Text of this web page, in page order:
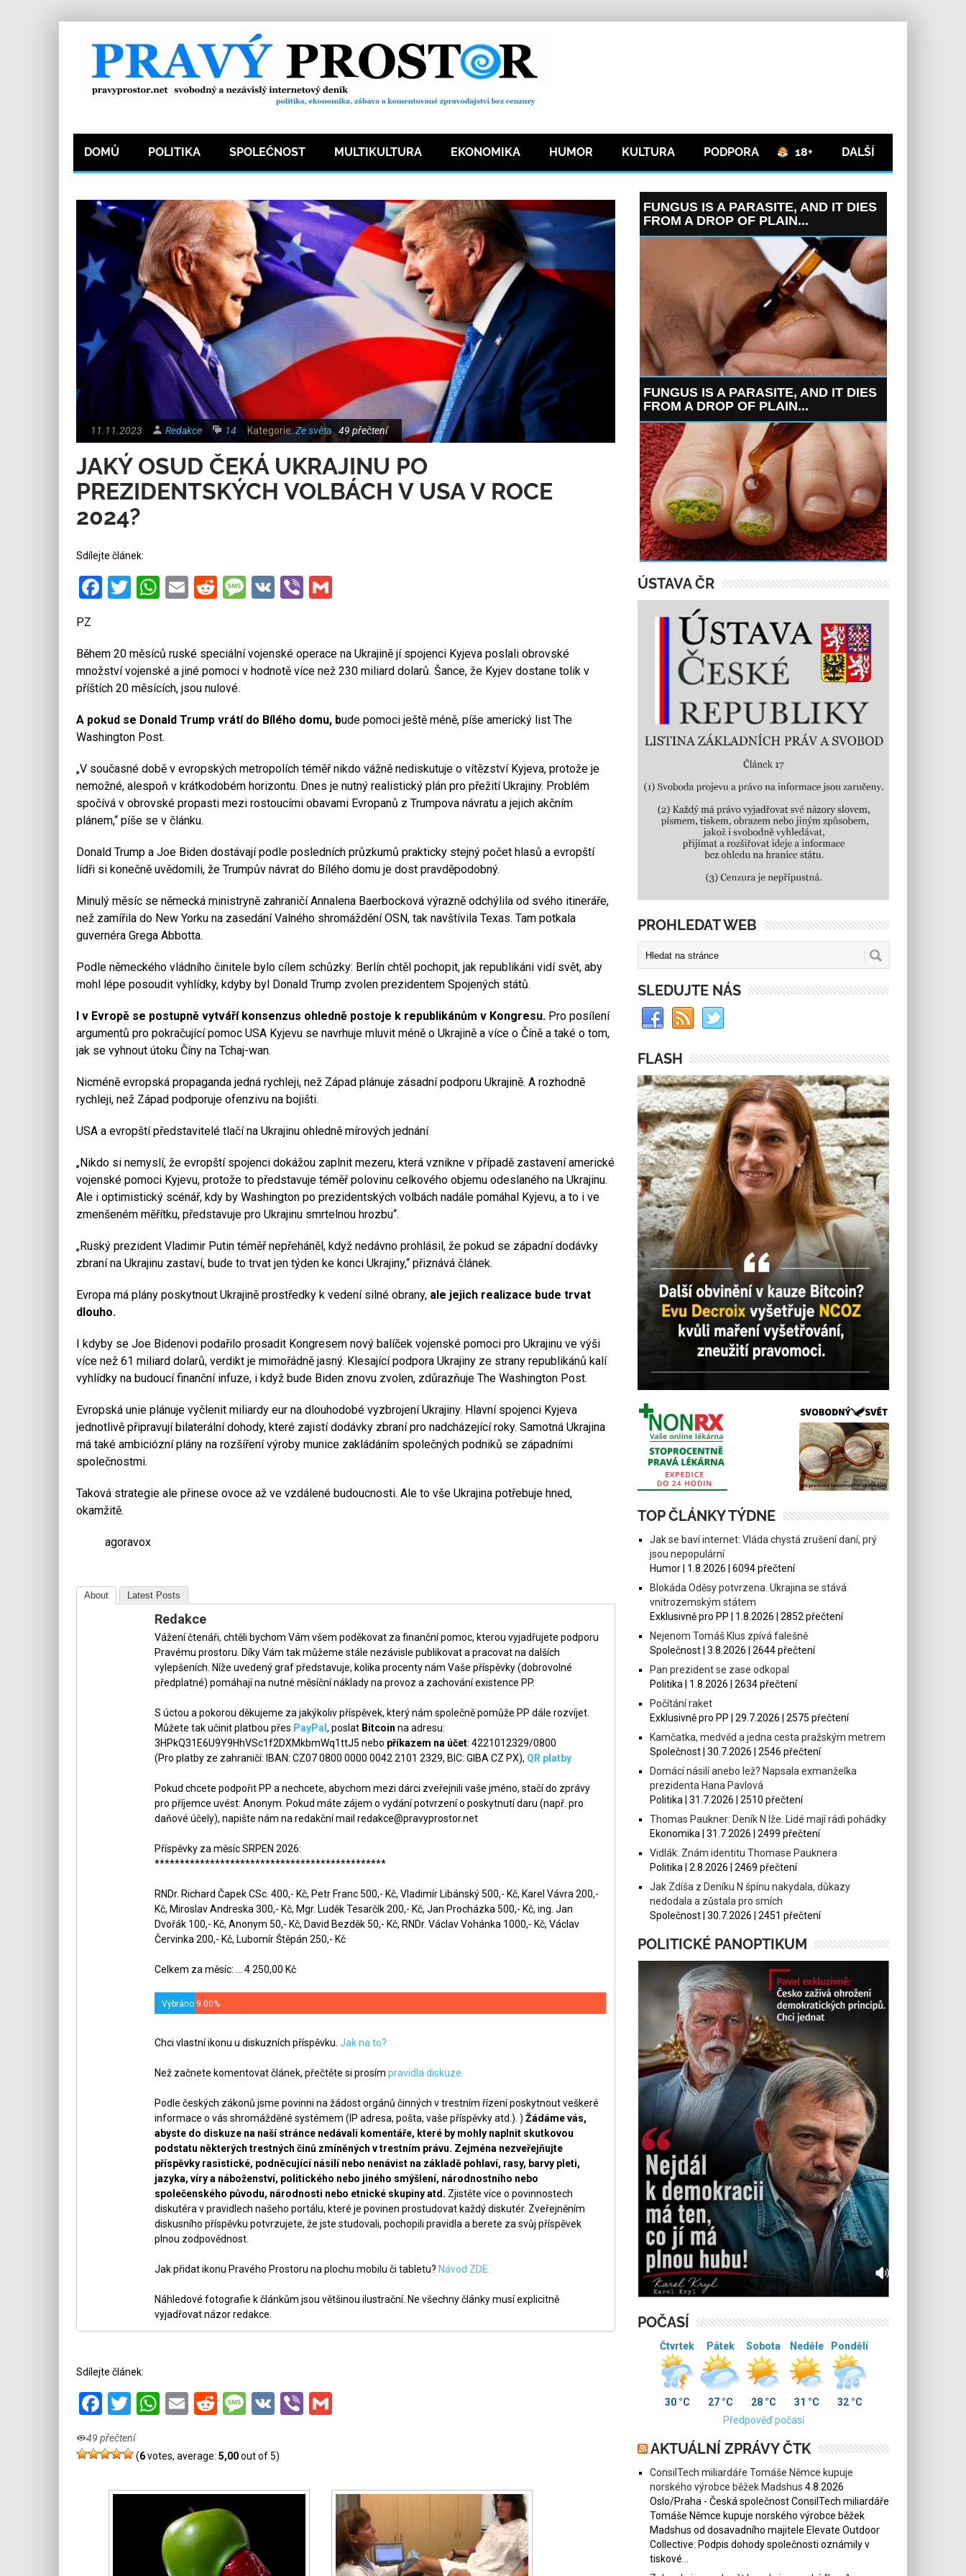
DOMŮ POLITIKA SPOLEČNOST MULTIKULTURA EKONOMIKA HUMOR KULTURA PODPORA 18+ DALŠÍ
11.11.2023 Redakce 14 Kategorie:Ze světa 49 přečtení
JAKÝ OSUD ČEKÁ UKRAJINU PO
PREZIDENTSKÝCH VOLBÁCH V USA V ROCE
2024?
Sdílejte článek:
Facebook
Twitter
WhatsApp
EmailRedditMessage
VKViberGmail
PZ
Během 20 měsíců ruské speciální vojenské operace na Ukrajině jí spojenci Kyjeva poslali obrovské
množství vojenské a jiné pomoci v hodnotě více než 230 miliard dolarů. Šance, že Kyjev dostane tolik v
příštích 20 měsících, jsou nulové.
A pokud se Donald Trump vrátí do Bílého domu, bude pomoci ještě méně, píše americký list The
Washington Post.
„V současné době v evropských metropolích téměř nikdo vážně nediskutuje o vítězství Kyjeva, protože je
nemožné, alespoň v krátkodobém horizontu. Dnes je nutný realistický plán pro přežití Ukrajiny. Problém
spočívá v obrovské propasti mezi rostoucími obavami Evropanů z Trumpova návratu a jejich akčním
plánem,“ píše se v článku.
Donald Trump a Joe Biden dostávají podle posledních průzkumů prakticky stejný počet hlasů a evropští
lídři si konečně uvědomili, že Trumpův návrat do Bílého domu je dost pravděpodobný.
Minulý měsíc se německá ministryně zahraničí Annalena Baerbocková výrazně odchýlila od svého itineráře,
než zamířila do New Yorku na zasedání Valného shromáždění OSN, tak navštívila Texas. Tam potkala
guvernéra Grega Abbotta.
Podle německého vládního činitele bylo cílem schůzky: Berlín chtěl pochopit, jak republikáni vidí svět, aby
mohl lépe posoudit vyhlídky, kdyby byl Donald Trump zvolen prezidentem Spojených států.
I v Evropě se postupně vytváří konsenzus ohledně postoje k republikánům v Kongresu. Pro posílení
argumentů pro pokračující pomoc USA Kyjevu se navrhuje mluvit méně o Ukrajině a více o Číně a také o tom,
jak se vyhnout útoku Číny na Tchaj-wan.
Nicméně evropská propaganda jedná rychleji, než Západ plánuje zásadní podporu Ukrajině. A rozhodně
rychleji, než Západ podporuje ofenzivu na bojišti.
USA a evropští představitelé tlačí na Ukrajinu ohledně mírových jednání
„Nikdo si nemyslí, že evropští spojenci dokážou zaplnit mezeru, která vznikne v případě zastavení americké
vojenské pomoci Kyjevu, protože to představuje téměř polovinu celkového objemu odeslaného na Ukrajinu.
Ale i optimistický scénář, kdy by Washington po prezidentských volbách nadále pomáhal Kyjevu, a to i ve
zmenšeném měřítku, představuje pro Ukrajinu smrtelnou hrozbu“.
„Ruský prezident Vladimir Putin téměř nepřeháněl, když nedávno prohlásil, že pokud se západní dodávky
zbraní na Ukrajinu zastaví, bude to trvat jen týden ke konci Ukrajiny,“ přiznává článek.
Evropa má plány poskytnout Ukrajině prostředky k vedení silné obrany,ale jejich realizace bude trvat
dlouho.
I kdyby se Joe Bidenovi podařilo prosadit Kongresem nový balíček vojenské pomoci pro Ukrajinu ve výši
více než 61 miliard dolarů, verdikt je mimořádně jasný. Klesající podpora Ukrajiny ze strany republikánů kalí
vyhlídky na budoucí finanční infuze, i když bude Biden znovu zvolen, zdůrazňuje The Washington Post.
Evropská unie plánuje vyčlenit miliardy eur na dlouhodobé vyzbrojení Ukrajiny. Hlavní spojenci Kyjeva
jednotlivě připravují bilaterální dohody, které zajistí dodávky zbraní pro nadcházející roky. Samotná Ukrajina
má také ambiciózní plány na rozšíření výroby munice zakládáním společných podniků se západními
společnostmi.
Taková strategie ale přinese ovoce až ve vzdálené budoucnosti. Ale to vše Ukrajina potřebuje hned,
okamžitě.
agoravox
About Latest Posts
Redakce
Vážení čtenáři, chtěli bychom Vám všem poděkovat za finanční pomoc, kterou vyjadřujete podporu
Pravému prostoru. Díky Vám tak můžeme stále nezávisle publikovat a pracovat na dalších
vylepšeních. Níže uvedený graf představuje, kolika procenty nám Vaše příspěvky (dobrovolné
předplatné) pomáhají na nutné měsíční náklady na provoz a zachování existence PP.
S úctou a pokorou děkujeme za jakýkoliv příspěvek, který nám společně pomůže PP dále rozvíjet.
Můžete tak učinit platbou přes PayPal , poslat Bitcoin na adresu:
3HPkQ31E6U9Y9HhVSc1f2DXMkbmWq1ttJ5 nebo příkazem na účet: 4221012329/0800
(Pro platby ze zahraničí: IBAN: CZ07 0800 0000 0042 2101 2329, BIC: GIBA CZ PX), QR platby
Pokud chcete podpořit PP a nechcete, abychom mezi dárci zveřejnili vaše jméno, stačí do zprávy
pro příjemce uvést: Anonym. Pokud máte zájem o vydání potvrzení o poskytnutí daru (např. pro
daňové účely), napište nám na redakční mail redakce@pravyprostor.net
Příspěvky za měsíc SRPEN 2026:
**********************************************
RNDr. Richard Čapek CSc. 400,- Kč, Petr Franc 500,- Kč, Vladimír Libánský 500,- Kč, Karel Vávra 200,-
Kč, Miroslav Andreska 300,- Kč, Mgr. Luděk Tesarčík 200,- Kč, Jan Procházka 500,- Kč, ing. Jan
Dvořák 100,- Kč, Anonym 50,- Kč, David Bezděk 50,- Kč, RNDr. Václav Vohánka 1000,- Kč, Václav
Červinka 200,- Kč, Lubomír Štěpán 250,- Kč
Celkem za měsíc: ... 4 250,00 Kč
Vybráno 9.00%
Chci vlastní ikonu u diskuzních příspěvku. Jak na to?
Než začnete komentovat článek, přečtěte si prosím pravidla diskuze.
Podle českých zákonů jsme povinni na žádost orgánů činných v trestním řízení poskytnout veškeré
informace o vás shromážděné systémem (IP adresa, pošta, vaše příspěvky atd.). ) Žádáme vás,
abyste do diskuze na naší stránce nedávali komentáře, které by mohly naplnit skutkovou
podstatu některých trestných činů zmíněných v trestním právu. Zejména nezveřejňujte
příspěvky rasistické, podněcující násilí nebo nenávist na základě pohlaví, rasy, barvy pleti,
jazyka, víry a náboženství, politického nebo jiného smýšlení, národnostního nebo
společenského původu, národnosti nebo etnické skupiny atd. Zjistěte více o povinnostech
diskutéra v pravidlech našeho portálu, které je povinen prostudovat každý diskutér. Zveřejněním
diskusního příspěvku potvrzujete, že jste studovali, pochopili pravidla a berete za svůj příspěvek
plnou zodpovědnost.
Jak přidat ikonu Pravého Prostoru na plochu mobilu či tabletu? Návod ZDE.
Náhledové fotografie k článkům jsou většinou ilustrační. Ne všechny články musí explicitně
vyjadřovat názor redakce.
Sdílejte článek:
Facebook
Twitter
WhatsApp
EmailRedditMessage
VKViberGmail
49 přečtení
(6votes, average: 5,00out of 5)
FUNGUS IS A PARASITE, AND IT DIES
FROM A DROP OF PLAIN...
FUNGUS IS A PARASITE, AND IT DIES
FROM A DROP OF PLAIN...
ÚSTAVA ČR
PROHLEDAT WEB
SLEDUJTE NÁS
FLASH
TOP ČLÁNKY TÝDNE
Jak se baví internet: Vláda chystá zrušení daní, prý
jsou nepopulární
Humor | 1.8.2026 | 6094 přečtení
Blokáda Oděsy potvrzena. Ukrajina se stává
vnitrozemským státem
Exklusivně pro PP | 1.8.2026 | 2852 přečtení
Nejenom Tomáš Klus zpívá falešně
Společnost | 3.8.2026 | 2644 přečtení
Pan prezident se zase odkopal
Politika | 1.8.2026 | 2634 přečtení
Počítání raket
Exklusivně pro PP | 29.7.2026 | 2575 přečtení
Kamčatka, medvěd a jedna cesta pražským metrem
Společnost | 30.7.2026 | 2546 přečtení
Domácí násilí anebo lež? Napsala exmanželka
prezidenta Hana Pavlová
Politika | 31.7.2026 | 2510 přečtení
Thomas Paukner: Deník N lže. Lidé mají rádi pohádky
Ekonomika | 31.7.2026 | 2499 přečtení
Vidlák: Znám identitu Thomase Pauknera
Politika | 2.8.2026 | 2469 přečtení
Jak Zdíša z Deníku N špínu nakydala, důkazy
nedodala a zůstala pro smích
Společnost | 30.7.2026 | 2451 přečtení
POLITICKÉ PANOPTIKUM
POČASÍ
Čtvrtek
30 °C
Pátek
27 °C
Sobota
28 °C
Neděle
31 °C
Pondělí
32 °C
Předpověď počasí
AKTUÁLNÍ ZPRÁVY ČTK
ConsilTech miliardáře Tomáše Němce kupuje
norského výrobce běžek Madshus 4.8.2026
Oslo/Praha - Česká společnost ConsilTech miliardáře
Tomáše Němce kupuje norského výrobce běžek
Madshus od dosavadního majitele Elevate Outdoor
Collective. Podpis dohody společnosti oznámily v
tiskové...